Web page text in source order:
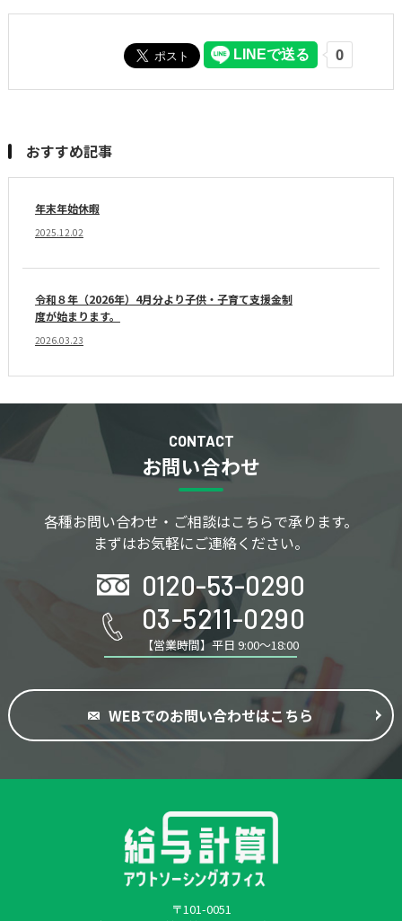
おすすめ記事
年末年始休暇
2025.12.02
令和８年（2026年）4月分より子供・子育て支援金制
度が始まります。
2026.03.23
CONTACT
お問い合わせ
各種お問い合わせ・ご相談はこちらで承ります。
まずはお気軽にご連絡ください。
0120-53-0290
03-5211-0290
【営業時間】平日 9:00～18:00
WEBでのお問い合わせはこちら
〒101-0051